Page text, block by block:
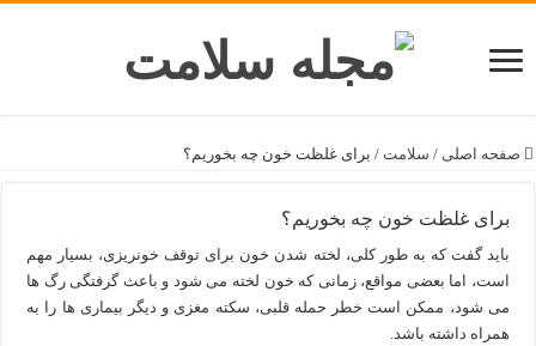
صفحه اصلی / سلامت / برای غلظت خون چه بخوریم؟
برای غلظت خون چه بخوریم؟
باید گفت که به طور کلی، لخته شدن خون برای توقف خونریزی، بسیار مهم
است، اما بعضی مواقع، زمانی که خون لخته می شود و باعث گرفتگی رگ ها
می شود، ممکن است خطر حمله قلبی، سکته مغزی و دیگر بیماری ها را به
همراه داشته باشد.